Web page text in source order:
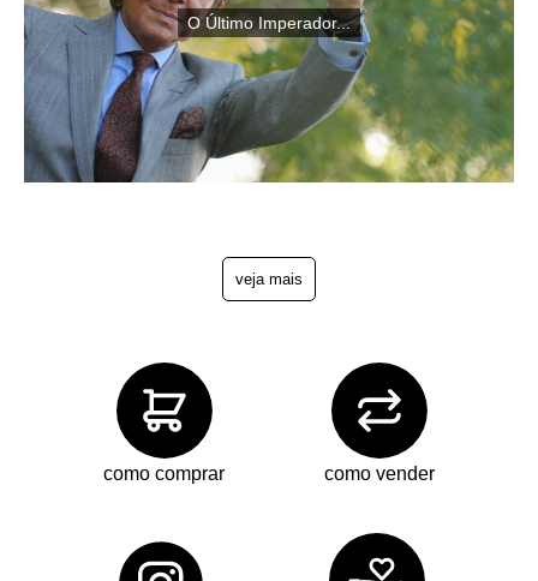
O Último Imperador...
veja mais
como comprar como vender